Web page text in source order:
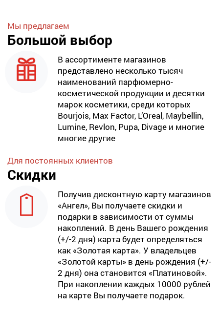
Мы предлагаем
Большой выбор
В ассортименте магазинов
представлено несколько тысяч
наименований парфюмерно-
косметической продукции и десятки
марок косметики, среди которых
Bourjois, Max Factor, L’Oreal, Maybellin,
Lumine, Revlon, Pupa, Divage и многие
многие другие
Для постоянных клиентов
Скидки
Получив дисконтную карту магазинов
«Ангел», Вы получаете скидки и
подарки в зависимости от суммы
накоплений. В день Вашего рождения
(+/-2 дня) карта будет определяться
как «Золотая карта». У владельцев
«Золотой карты» в день рождения (+/-
2 дня) она становится «Платиновой».
При накоплении каждых 10000 рублей
на карте Вы получаете подарок.